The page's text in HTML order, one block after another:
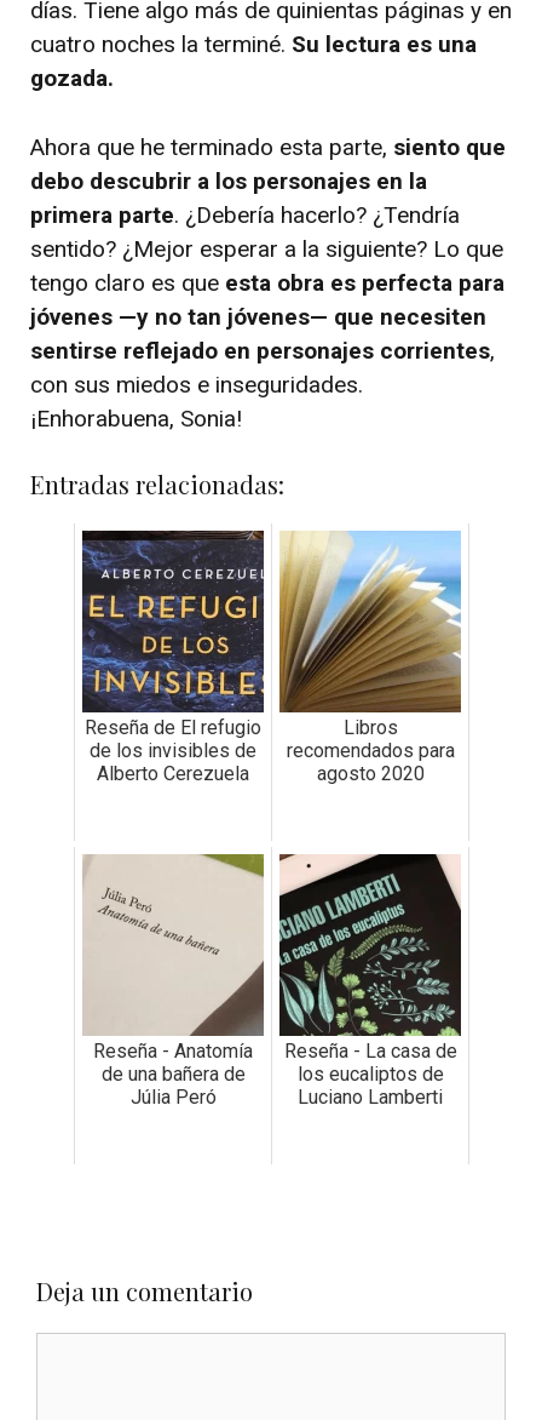
días. Tiene algo más de quinientas páginas y en
cuatro noches la terminé. Su lectura es una
gozada.
Ahora que he terminado esta parte, siento que
debo descubrir a los personajes en la
primera parte. ¿Debería hacerlo? ¿Tendría
sentido? ¿Mejor esperar a la siguiente? Lo que
tengo claro es que esta obra es perfecta para
jóvenes —y no tan jóvenes— que necesiten
sentirse reflejado en personajes corrientes,
con sus miedos e inseguridades.
¡Enhorabuena, Sonia!
Entradas relacionadas:
Reseña de El refugio
de los invisibles de
Alberto Cerezuela
Libros
recomendados para
agosto 2020
Reseña - Anatomía
de una bañera de
Júlia Peró
Reseña - La casa de
los eucaliptos de
Luciano Lamberti
Deja un comentario